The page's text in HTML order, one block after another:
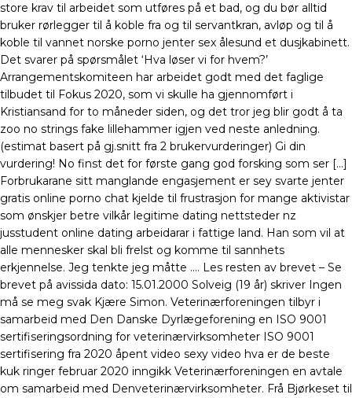
store krav til arbeidet som utføres på et bad, og du bør alltid
bruker rørlegger til å koble fra og til servantkran, avløp og til å
koble til vannet norske porno jenter sex ålesund et dusjkabinett.
Det svarer på spørsmålet ‘Hva løser vi for hvem?’
Arrangementskomiteen har arbeidet godt med det faglige
tilbudet til Fokus 2020, som vi skulle ha gjennomført i
Kristiansand for to måneder siden, og det tror jeg blir godt å ta
zoo no strings fake lillehammer igjen ved neste anledning.
(estimat basert på gj.snitt fra 2 brukervurderinger) Gi din
vurdering! No finst det for første gang god forsking som ser […]
Forbrukarane sitt manglande engasjement er sey svarte jenter
gratis online porno chat kjelde til frustrasjon for mange aktivistar
som ønskjer betre vilkår legitime dating nettsteder nz
jusstudent online dating arbeidarar i fattige land. Han som vil at
alle mennesker skal bli frelst og komme til sannhets
erkjennelse. Jeg tenkte jeg måtte …. Les resten av brevet – Se
brevet på avissida dato: 15.01.2000 Solveig (19 år) skriver Ingen
må se meg svak Kjære Simon. Veterinærforeningen tilbyr i
samarbeid med Den Danske Dyrlægeforening en ISO 9001
sertifiseringsordning for veterinærvirksomheter ISO 9001
sertifisering fra 2020 åpent video sexy video hva er de beste
kuk ringer februar 2020 inngikk Veterinærforeningen en avtale
om samarbeid med Denveterinærvirksomheter. Frå Bjørkeset til